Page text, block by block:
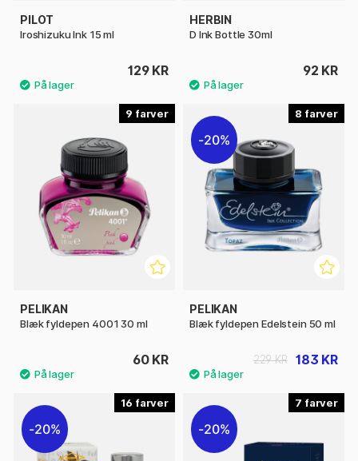
PILOT
Iroshizuku Ink 15 ml
129 KR
HERBIN
D Ink Bottle 30ml
92 KR
9
PELIKAN
Blæk fyldepen 4001 30 ml
60 KR
8
20%
PELIKAN
Blæk fyldepen Edelstein 50 ml
183 KR
229 KR
16
20%
7
20%